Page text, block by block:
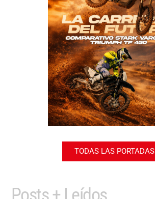
TODAS LAS PORTADAS